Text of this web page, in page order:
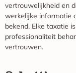
vertrouwelijkheid en
werkelijke informatie
bekend. Elke taxatie
professionaliteit
vertrouwen.